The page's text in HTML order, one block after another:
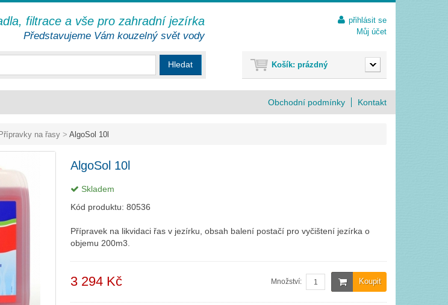
Přípravky na řasy > AlgoSol 10l
AlgoSol 10l
Skladem
Kód produktu: 80536
Přípravek na likvidaci řas v jezírku, obsah balení postačí pro vyčištení jezírka o
objemu 200m3.
3 294 Kč Koupit
Množství:
Obchodní podmínky Kontakt
Hledat
přihlásit se
Můj účet
Košík: prázdný
filtrace a vše pro zahradní jezírka
Představujeme Vám kouzelný svět vody